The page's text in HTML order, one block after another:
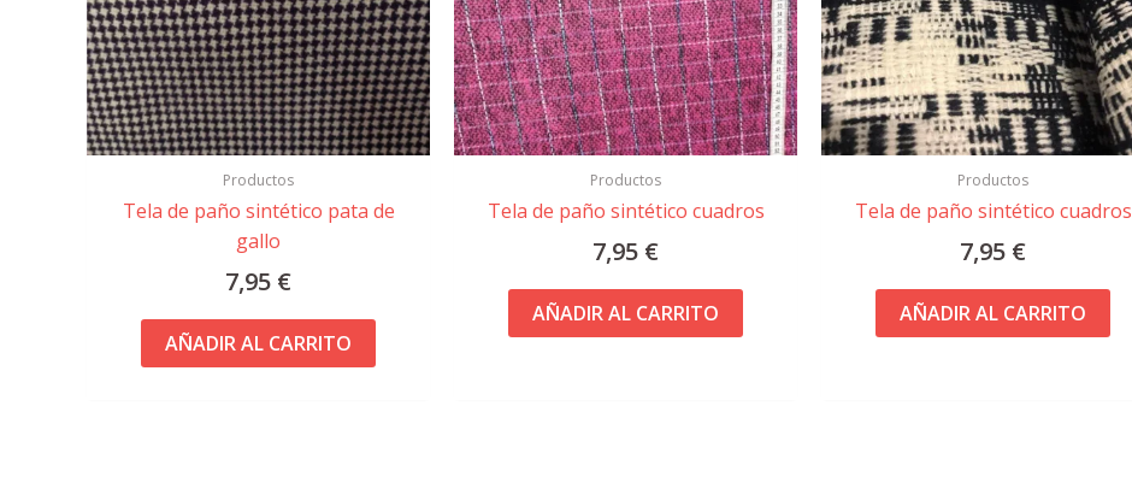
Productos
Tela de paño sintético pata de
gallo
7,95 €
AÑADIR AL CARRITO
Productos
Tela de paño sintético cuadros
7,95 €
AÑADIR AL CARRITO
Productos
Tela de paño sintético cuadros
7,95 €
AÑADIR AL CARRITO